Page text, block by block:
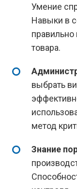
Умение
Навыки в
товара.
выбрать
метод
Знание